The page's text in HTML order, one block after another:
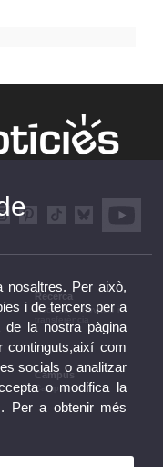
Recerca
Recerca, innovació i
Campus
Campus
nosaltres. Per això,
i de tercers per a
de la nostra pàgina
continguts,així com
socials o analitzar
o modifica la
Per a obtenir més